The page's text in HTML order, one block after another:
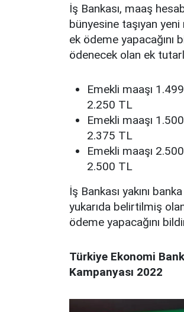
İş Bankası, maaş
bünyesine taşıyan
ek ödeme yapacağını
ödenecek olan ek
Emekli maaşı
2.250 TL
Emekli maaşı
2.375 TL
Emekli maaşı
2.500 TL
İş Bankası yakını
yukarıda belirtilmiş
ödeme yapacağını
Türkiye Ekonomi
Kampanyası 2022